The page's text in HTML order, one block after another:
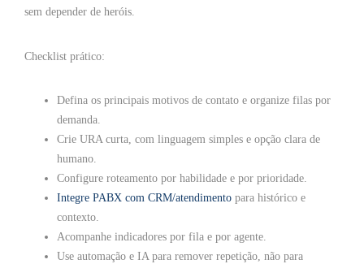
sem depender de heróis.
Checklist prático:
Defina os principais motivos de contato e organize filas por
demanda.
Crie URA curta, com linguagem simples e opção clara de
humano.
Configure roteamento por habilidade e por prioridade.
Integre PABX com CRM/atendimento para histórico e
contexto.
Acompanhe indicadores por fila e por agente.
Use automação e IA para remover repetição, não para